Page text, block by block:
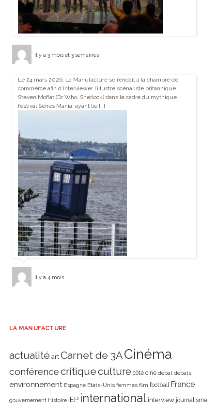
il y a 3 mois et 3 semaines
Le 24 mars 2026, La Manufacture se rendait à la chambre de
commerce afin d’interviewer l’illustre scénariste britannique
Steven Moffat (Dr Who, Sherlock) dans le cadre du mythique
festival Series Mania, ayant lie […]
il y a 4 mois
LA MANUFACTURE
actualité art Carnet de 3ACinéma
conférencecritiqueculture côté ciné débat débats
environnement Espagne Etats-Unis femmes film football France
gouvernement Histoire IEP international interview journalisme